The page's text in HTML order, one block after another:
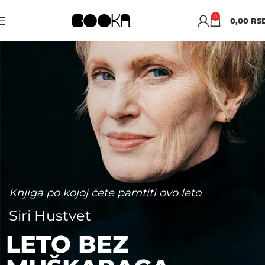
0 0,00
Knjiga po kojoj ćete pamtiti ovo leto
Siri Hustvet
LETO BEZ
Šta jedno mesto čini domom?
Ajšegul Savaš